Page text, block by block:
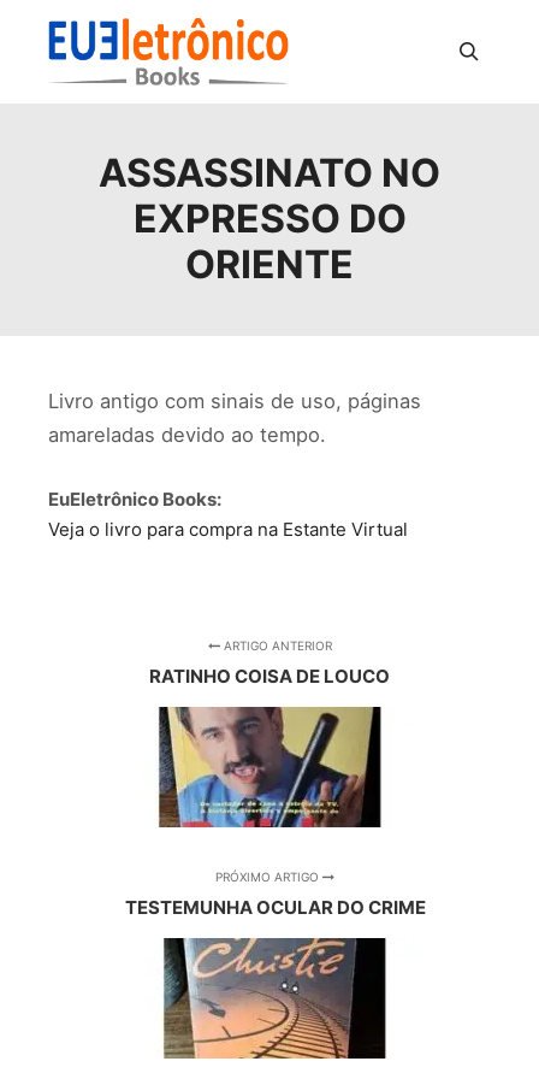
ASSASSINATO NO
EXPRESSO DO
ORIENTE
Livro antigo com sinais de uso, páginas
amareladas devido ao tempo.
EuEletrônico Books:
Veja o livro para compra na Estante Virtual
ARTIGO ANTERIOR
RATINHO COISA DE LOUCO
PRÓXIMO ARTIGO
TESTEMUNHA OCULAR DO CRIME